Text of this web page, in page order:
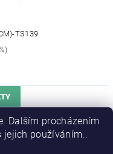
TS139
Dalším procházením
jejich používáním..